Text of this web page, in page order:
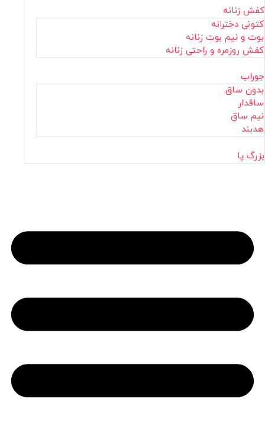
کفش زنانه
کتونی دخترانه
بوت و نیم بوت زنانه
کفش روزمره و راحتی زنانه
جوراب
بدون ساق
ساقدار
نیم ساق
هدبند
بزرگ پا